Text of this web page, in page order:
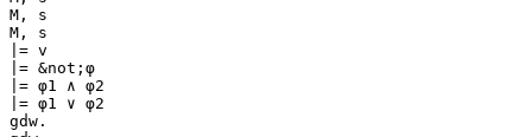
M, s
M, s
|= v
|= &not;φ
|= φ1 ∧ φ2
|= φ1 ∨ φ2
gdw.